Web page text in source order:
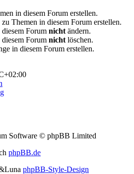
in diesem Forum erstellen.
Themen in diesem Forum erstellen.
Forum nicht ändern.
Forum nicht löschen.
in diesem Forum erstellen.
Software © phpBB Limited
phpBB.de
phpBB-Style-Design